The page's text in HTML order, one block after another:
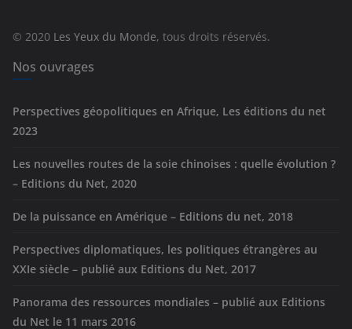
e
© 2020 Les Yeux du Monde, tous droits réservés.
Nos ouvrages
Perspectives géopolitiques en Afrique, Les éditions du net
2023
Les nouvelles routes de la soie chinoises : quelle évolution ?
– Editions du Net, 2020
De la puissance en Amérique – Editions du net, 2018
Perspectives diplomatiques, les politiques étrangères au
XXIe siècle – publié aux Editions du Net, 2017
Panorama des ressources mondiales – publié aux Editions
du Net le 11 mars 2016